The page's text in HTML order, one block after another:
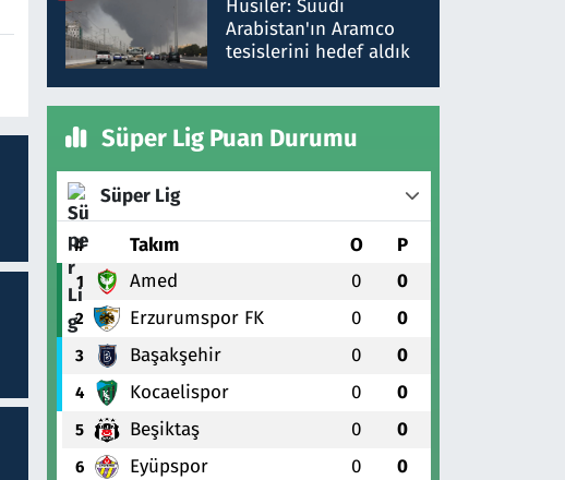
gönderdim
Husiler: Suudi
Arabistan'ın Aramco
tesislerini hedef aldık
Süper Lig Puan Durumu
Süper Lig
# Takım O P
1 Amed 0 0
2 Erzurumspor FK 0 0
3 Başakşehir 0 0
4 Kocaelispor 0 0
5 Beşiktaş 0 0
6 Eyüpspor 0 0